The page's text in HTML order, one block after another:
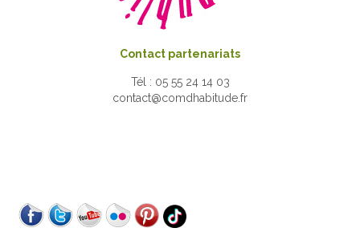
Contact partenariats
Tél : 05 55 24 14 03
contact@comdhabitude.fr